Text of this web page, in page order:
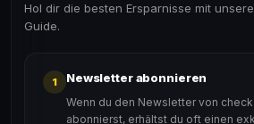
Hol dir die besten Ersparnisse mit
Guide.
1 Newsletter abonnieren
Wenn du den Newsletter von
abonnierst, erhältst du oft einen